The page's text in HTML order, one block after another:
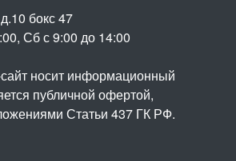
бокс 47
Сб с 9:00 до 14:00
носит информационный
публичной офертой,
Статьи 437 ГК РФ.